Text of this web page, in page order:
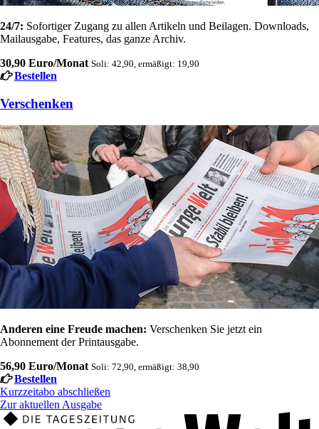
24/7: Sofortiger Zugang zu allen Artikeln und Beilagen. Downloads,
Mailausgabe, Features, das ganze Archiv.
30,90 Euro/Monat Soli: 42,90, ermäßigt: 19,90
Bestellen
Verschenken
Anderen eine Freude machen: Verschenken Sie jetzt ein
Abonnement der Printausgabe.
56,90 Euro/Monat Soli: 72,90, ermäßigt: 38,90
Bestellen
Kurzzeitabo abschließen
Zur aktuellen Ausgabe